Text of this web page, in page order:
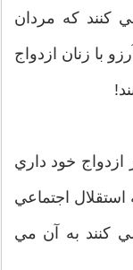
کنند که مردان
با زنان ازدواج
خود داري
اجتماعي
کنند به آن مي